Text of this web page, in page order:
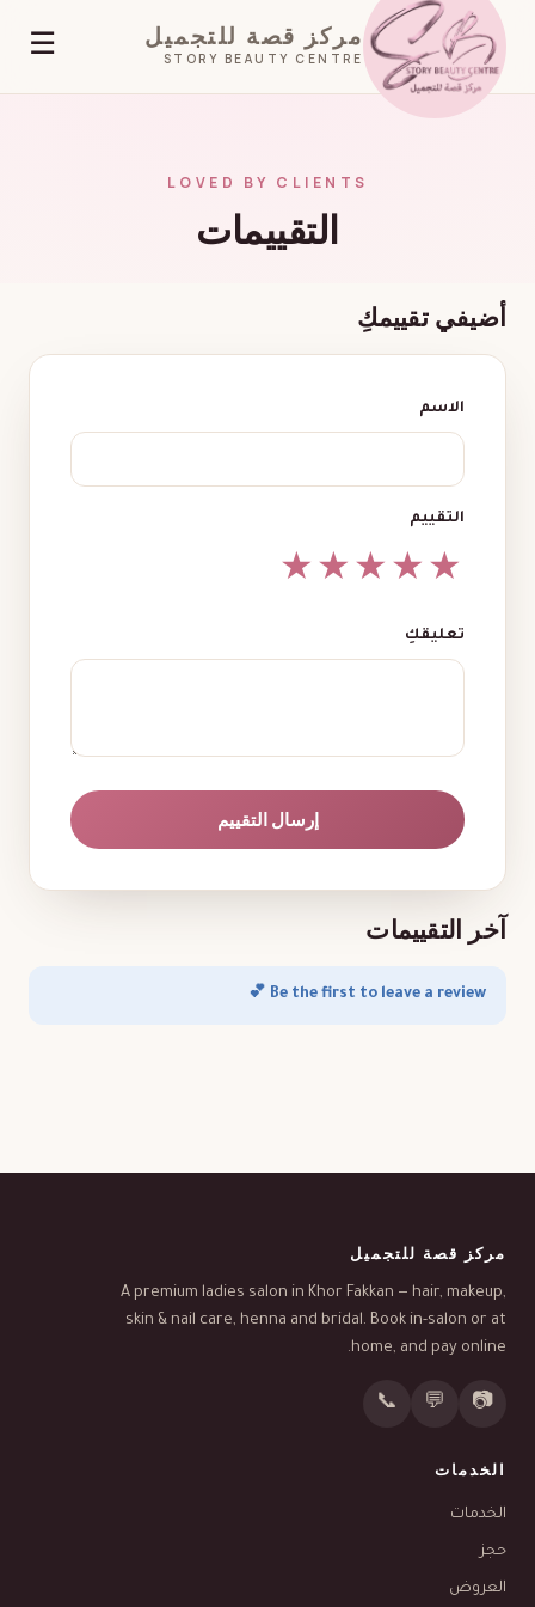
مركز قصة للتجميل
STORY BEAUTY CENTRE
☰
LOVED BY CLIENTS
التقييمات
أضيفي تقييمكِ
الاسم
التقييم
★
★
★
★
★
تعليقكِ
إرسال التقييم
آخر التقييمات
Be the first to leave a review 💕
مركز قصة للتجميل
A premium ladies salon in Khor Fakkan — hair, makeup,
skin & nail care, henna and bridal. Book in-salon or at
home, and pay online.
📷
💬
📞
الخدمات
الخدمات
حجز
العروض